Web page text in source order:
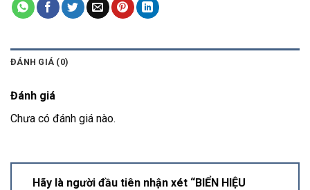
ĐÁNH GIÁ (0)
Đánh giá
Chưa có đánh giá nào.
Hãy là người đầu tiên nhận xét “BIỂN HIỆU